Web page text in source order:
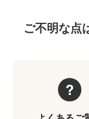
ご不明な点